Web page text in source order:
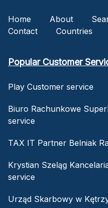
Home About
Contact
Countries
Popular Customer
Play Customer service
Biuro Rachunkowe
service
TAX IT Partner Belniak
Krystian Szeląg
service
Urząd Skarbowy w